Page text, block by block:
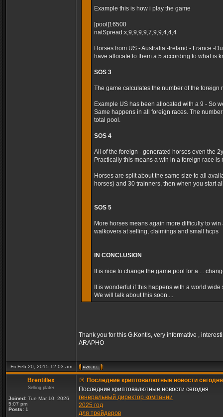
Example this is how i play the game
[pool]16500
natSpread:x,9,9,9,9,7,9,9,4,4,4
Horses from US - Australia -Ireland - France -
have allocate to them a 5 according to what is
SOS 3
The game calculates the number of the foreign
Example US has been allocated with a 9 - So
Same happens in all foreign races. The
total pool.
SOS 4
All of the foreign - generated horses even the
Practically this means a win in a foreign race is
Horses are split about the same size to all
horses) and 30 trainners, then when you start
SOS 5
More horses means again more difficulty to
walkovers at selling, claimings and small hcps
IN CONCLUSION
It is nice to change the game pool for a ...
It is wonderful if this happens with a world
We will talk about this soon....
Thank you for this G.Kontis, very informative ,
ARAPHO
Fri Feb 20, 2015 12:03 am
Brentillex
Selling plater
Joined: Tue Mar 10, 2026
5:07 pm
Posts: 1
Последние криптовалютные новости сегодня
Последние криптовалютные новости сегодня
генеральный директор компании
2025 год
для трейдеров